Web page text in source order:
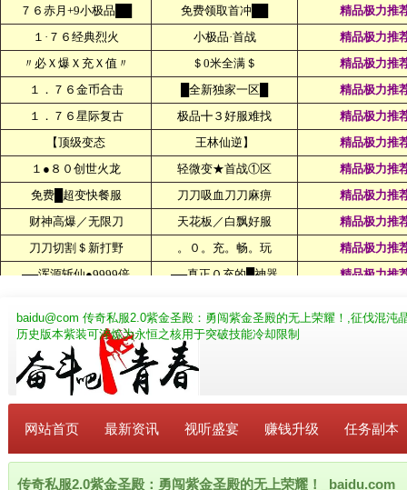
baidu@com 传奇私服2.0紫金圣殿：勇闯紫金圣殿的无上荣耀！,征伐混
历史版本紫装可淬炼为永恒之核用于突破技能冷却限制
网站首页 最新资讯 视听盛宴 赚钱升级 任务副本
传奇私服2.0紫金圣殿：勇闯紫金圣殿的无上荣耀！_baidu.com